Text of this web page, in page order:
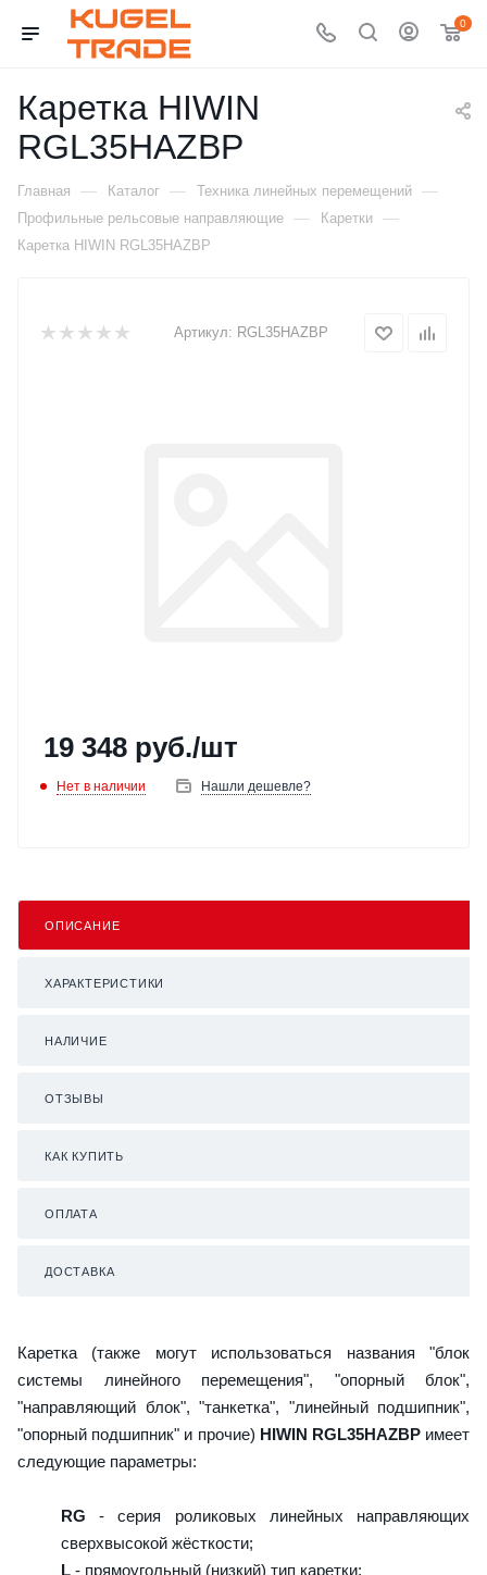
0
Каретка HIWIN
RGL35HAZBP
Главная — Каталог — Техника линейных перемещений —
Профильные рельсовые направляющие — Каретки —
Каретка HIWIN RGL35HAZBP
Артикул: RGL35HAZBP
19 348 руб./шт
Нет в наличии Нашли дешевле?
ОПИСАНИЕ
ХАРАКТЕРИСТИКИ
НАЛИЧИЕ
ОТЗЫВЫ
КАК КУПИТЬ
ОПЛАТА
ДОСТАВКА
Каретка (также могут использоваться названия "блок
системы линейного перемещения", "опорный блок",
"направляющий блок", "танкетка", "линейный подшипник",
"опорный подшипник" и прочие) HIWIN RGL35HAZBPимеет
следующие параметры:
RG - серия роликовых линейных направляющих
сверхвысокой жёсткости;
L - прямоугольный (низкий) тип каретки;